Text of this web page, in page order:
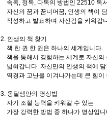
속독, 정독, 다독의 방법인 22510 독
자신의 꿈과 꿈너머꿈, 인생의 책이
작성하고 발표하며 자신감을 키워갑
2. 인생의 책 찾기
책 한 권 한 권은 하나의 세계입니다.
책을 통해서 경험하는 세계로 자신의
넓혀갑니다. 자신만의 인생의 책에
역경과 고난을 이겨나가는데 큰 힘이
3. 옹달샘만의 명상법
자기 조절 능력을 키워갈 수 있는
가장 강력한 방법 중 하나가 명상입니